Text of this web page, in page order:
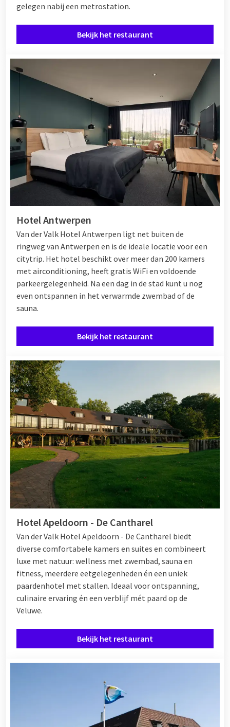
gelegen nabij een metrostation.
Bekijk het restaurant
Hotel Antwerpen
Van der Valk Hotel Antwerpen ligt net buiten de
ringweg van Antwerpen en is de ideale locatie voor een
citytrip. Het hotel beschikt over meer dan 200 kamers
met airconditioning, heeft gratis WiFi en voldoende
parkeergelegenheid. Na een dag in de stad kunt u nog
even ontspannen in het verwarmde zwembad of de
sauna.
Bekijk het restaurant
Hotel Apeldoorn - De Cantharel
Van der Valk Hotel Apeldoorn - De Cantharel biedt
diverse comfortabele kamers en suites en combineert
luxe met natuur: wellness met zwembad, sauna en
fitness, meerdere eetgelegenheden én een uniek
paardenhotel met stallen. Ideaal voor ontspanning,
culinaire ervaring én een verblijf mét paard op de
Veluwe.
Bekijk het restaurant